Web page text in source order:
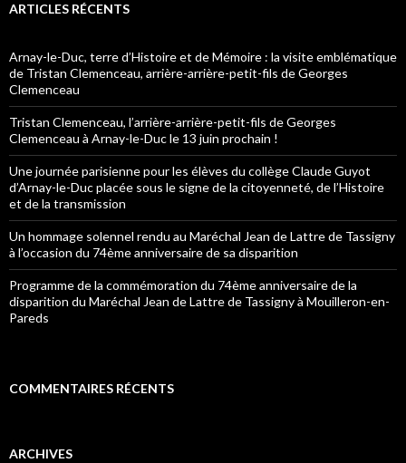
ARTICLES RÉCENTS
Arnay-le-Duc, terre d’Histoire et de Mémoire : la visite emblématique
de Tristan Clemenceau, arrière-arrière-petit-fils de Georges
Clemenceau
Tristan Clemenceau, l’arrière-arrière-petit-fils de Georges
Clemenceau à Arnay-le-Duc le 13 juin prochain !
Une journée parisienne pour les élèves du collège Claude Guyot
d’Arnay-le-Duc placée sous le signe de la citoyenneté, de l’Histoire
et de la transmission
Un hommage solennel rendu au Maréchal Jean de Lattre de Tassigny
à l’occasion du 74ème anniversaire de sa disparition
Programme de la commémoration du 74ème anniversaire de la
disparition du Maréchal Jean de Lattre de Tassigny à Mouilleron-en-
Pareds
COMMENTAIRES RÉCENTS
ARCHIVES